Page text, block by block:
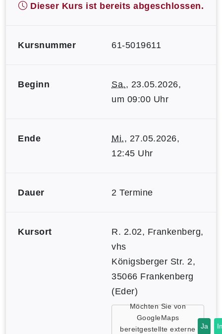
Dieser Kurs ist bereits abgeschlossen.
Kursnummer 61-5019611
Beginn Sa., 23.05.2026,
um 09:00 Uhr
Ende Mi., 27.05.2026,
12:45 Uhr
Dauer 2 Termine
Kursort
R. 2.02, Frankenberg,
vhs
Königsberger Str. 2,
35066 Frankenberg
(Eder)
Möchten Sie von
GoogleMaps
bereitgestellte externe
Ja